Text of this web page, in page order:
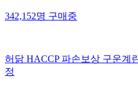
342,152명 구매중
허닭 HACCP 파손보상 구운계
정